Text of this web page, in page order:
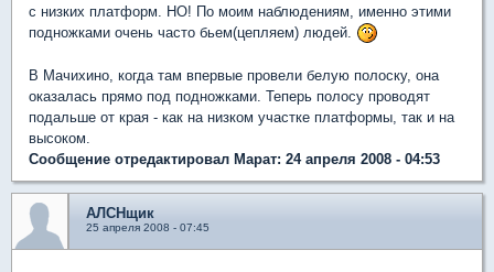
с низких платформ. НО! По моим наблюдениям, именно этими
подножками очень часто бьем(цепляем) людей.
В Мачихино, когда там впервые провели белую полоску, она
оказалась прямо под подножками. Теперь полосу проводят
подальше от края - как на низком участке платформы, так и на
высоком.
Сообщение отредактировал Марат: 24 апреля 2008 - 04:53
АЛСНщик
25 апреля 2008 - 07:45